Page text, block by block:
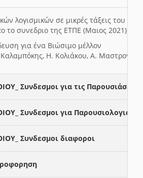
λογισμικών σε μικρές τάξεις του
το συνεδριο της ΕΤΠΕ (Μαιος 2021)
για ένα Βιώσιμο μέλλον
Η. Κολιάκου, Α.
Συνδεσμοι για τις Παρουσιάσεις
Συνδεσμοι για Παρουσιολογια
Συνδεσμοι διαφοροι